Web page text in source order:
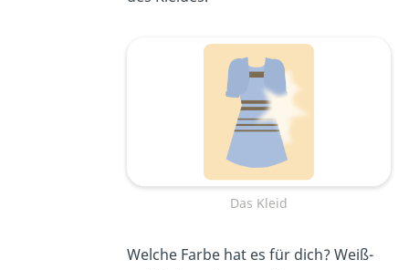
Das Kleid
Welche Farbe hat es für dich? Weiß-